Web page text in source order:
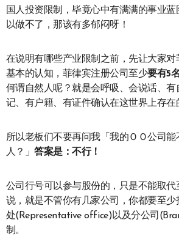
国人投资限制，毕竟心中有满满的事业
以做不了，那该有多郁闷呀！
在说明有哪些产业限制之前，先让大家
基本的认知，菲律宾注册公司至少要有5
何谓自然人呢？就是会呼吸、会说话、
记、有户籍、有证件确认在这世界上存在
所以老板们不要再问我「我的ＯＯ公司
人？」答案是：不行！
公司行号可以参与股份的，只是不能取
说，就是不管你有几家公司，你都要至
处(Representative office)以及分公司
制。